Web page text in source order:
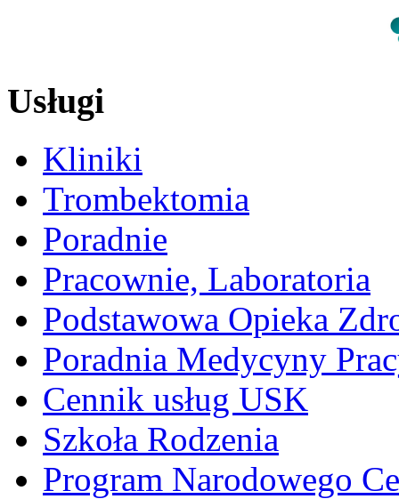
Usługi
Kliniki
Trombektomia
Poradnie
Pracownie, Laboratoria
Podstawowa Opieka
Poradnia Medycyny
Cennik usług USK
Szkoła Rodzenia
Program Narodowego